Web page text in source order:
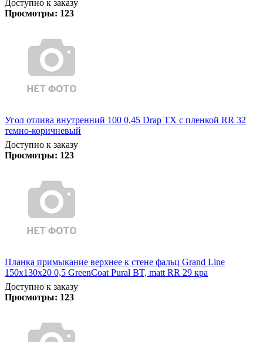
Доступно к заказу
Просмотры: 123
Угол отлива внутренний 100 0,45 Drap TX с пленкой RR 32
темно-коричневый
Доступно к заказу
Просмотры: 123
Планка примыкание верхнее к стене фальц Grand Line
150х130х20 0,5 GreenCoat Pural BT, matt RR 29 кра
Доступно к заказу
Просмотры: 123